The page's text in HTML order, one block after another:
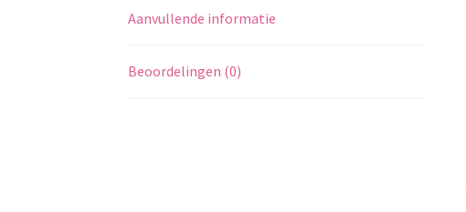
Aanvullende informatie
Beoordelingen (0)